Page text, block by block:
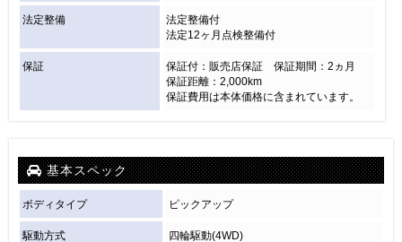
法定整備
法定整備付
法定12ヶ月点検整備付
保証
保証付：販売店保証 保証期間：2ヵ月
保証距離：2,000km
保証費用は本体価格に含まれています。
基本スペック
ボディタイプ ピックアップ
駆動方式 四輪駆動(4WD)